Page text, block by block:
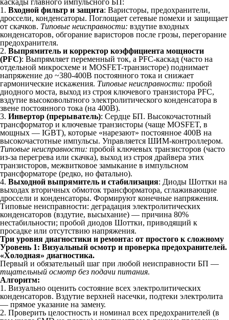
каскады главного импульсного БП:
1. Входной фильтр и защита: Варисторы, предохранители,
дроссели, конденсаторы. Поглощает сетевые помехи и защищает
от скачков. Типовые неисправности: вздутие входных
конденсаторов, обгорание варисторов после грозы, перегорание
предохранителя.
2. Выпрямитель и корректор коэффициента мощности
(PFC): Выпрямляет переменный ток, а PFC-каскад (часто на
отдельной микросхеме и MOSFET-транзисторе) поднимает
напряжение до ~380-400В постоянного тока и снижает
гармонические искажения. Типовые неисправности: пробой
диодного моста, выход из строя ключевого транзистора PFC,
вздутие высоковольтного электролитического конденсатора в
звене постоянного тока (на 400В).
3. Инвертор (прерыватель): Сердце БП. Высокочастотный
трансформатор и ключевые транзисторы (чаще MOSFET, в
мощных — IGBT), которые «нарезают» постоянное 400В на
высокочастотные импульсы. Управляется ШИМ-контроллером.
Типовые неисправности: пробой ключевых транзисторов (часто
из-за перегрева или скачка), выход из строя драйвера этих
транзисторов, межвитковое замыкание в импульсном
трансформаторе (редко, но фатально).
4. Выходной выпрямитель и стабилизация: Диоды Шоттки на
выходах вторичных обмоток трансформатора, сглаживающие
дроссели и конденсаторы. Формируют конечные напряжения.
Типовые неисправности: деградация электролитических
конденсаторов (вздутие, высыхание) — причина 80%
нестабильности; пробой диодов Шоттки, приводящий к
просадке или отсутствию напряжения.
Три уровня диагностики и ремонта: от простого к сложному
Уровень 1: Визуальный осмотр и проверка предохранителей.
«Холодная» диагностика.
Первый и обязательный шаг при любой неисправности БП —
тщательный осмотр без подачи питания.
Алгоритм:
1. Визуально оценить состояние всех электролитических
конденсаторов. Вздутие верхней насечки, подтеки электролита
— прямое указание на замену.
2. Проверить целостность и номинал всех предохранителей (в